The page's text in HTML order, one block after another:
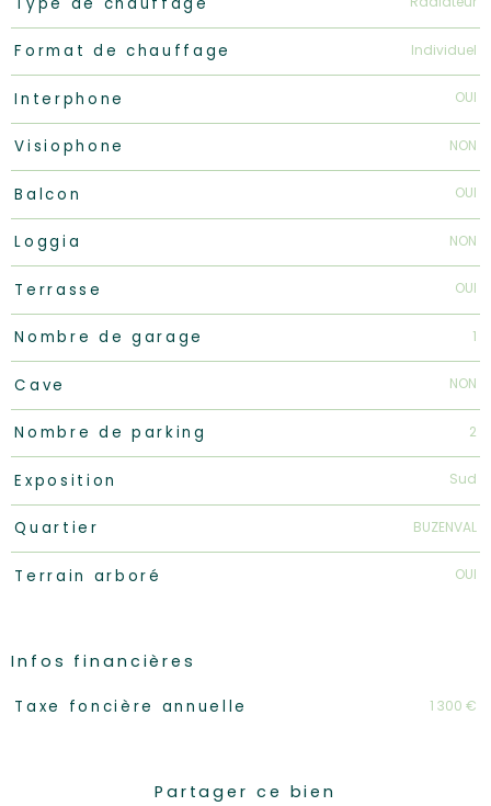
Format de chauffage Individuel
Interphone OUI
Visiophone NON
Balcon OUI
Loggia NON
Terrasse OUI
Nombre de garage 1
Cave NON
Nombre de parking 2
Exposition Sud
Quartier BUZENVAL
Terrain arboré OUI
Infos financières
Caractéristiques Valeurs
Taxe foncière annuelle 1 300 €
Partager ce bien